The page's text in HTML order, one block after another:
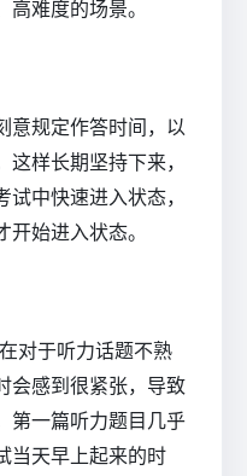
难度的场景。
意规定作答时间，以
样长期坚持下来，
中快速进入状态，
始进入状态。
对于听力话题不熟
会感到很紧张，导致
第一篇听力题目几乎
当天早上起来的时